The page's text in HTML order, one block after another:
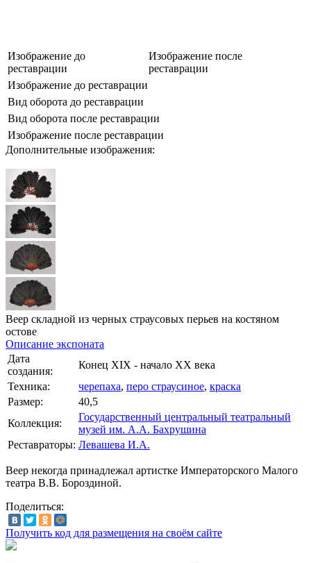
Изображение до
реставрации
Изображение после
реставрации
Изображение до реставрации
Вид оборота до реставрации
Вид оборота после реставрации
Изображение после реставрации
Дополнительные изображения:
Веер складной из черных страусовых перьев на костяном
остове
Описание экспоната
Дата
создания:
Конец XIX - начало XX века
Техника:
черепаха, перо страусиное, краска
Размер:
40,5
Коллекция:
Государственный центральный театральный
музей им. А.А. Бахрушина
Реставраторы: Левашева И.А.
Веер некогда принадлежал артистке Императорского Малого
театра В.В. Бороздиной.
Поделиться:
Получить код для размещения на своём сайте